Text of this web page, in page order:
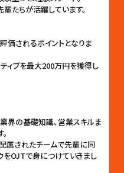
たちが活躍しています。
価されるポイントとなりま
ィブを最大200万円を獲得し
界の基礎知識、営業スキルま
属されたチームで先輩に同
をOJTで身につけていきまし